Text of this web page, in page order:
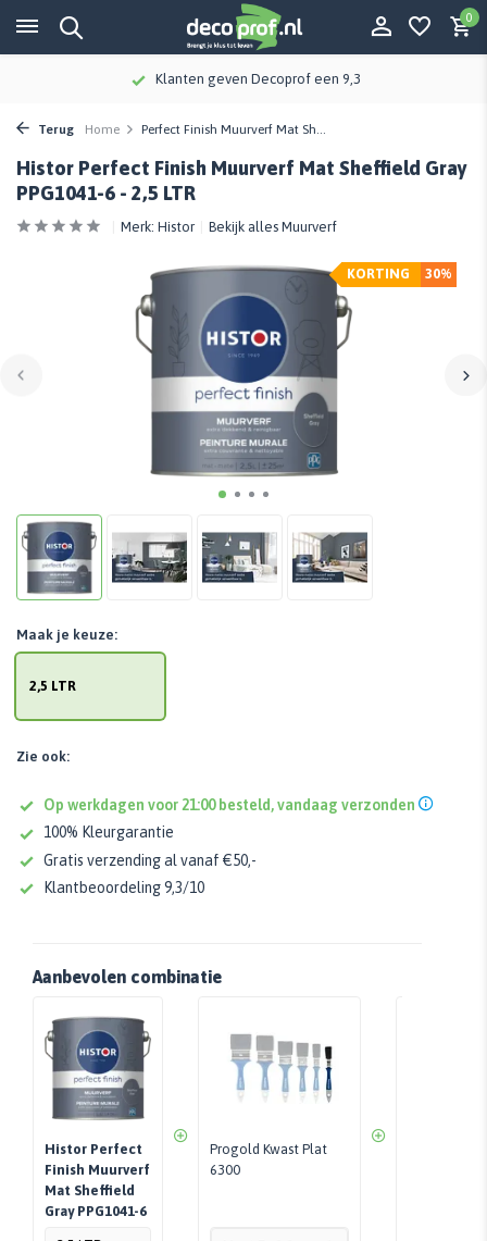
0
Klanten geven Decoprof een 9,3
Terug Home Perfect Finish Muurverf Mat Sh...
Histor Perfect Finish Muurverf Mat Sheffield Gray
PPG1041-6 - 2,5 LTR
Merk: Histor Bekijk alles Muurverf
30%
KORTING
2,5 LTR
Maak je keuze:
Zie ook:
Op werkdagen voor 21:00 besteld, vandaag verzonden
100% Kleurgarantie
Gratis verzending al vanaf €50,-
Klantbeoordeling 9,3/10
Aanbevolen combinatie
Histor Perfect
Finish Muurverf
Mat Sheffield
Gray PPG1041-6
Progold Kwast Plat
6300